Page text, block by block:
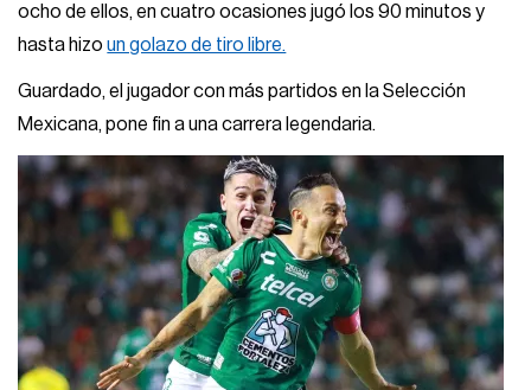
ocho de ellos, en cuatro ocasiones jugó los 90 minutos y
hasta hizoun golazo de tiro libre.
Guardado, el jugador con más partidos en la Selección
Mexicana, pone fin a una carrera legendaria.